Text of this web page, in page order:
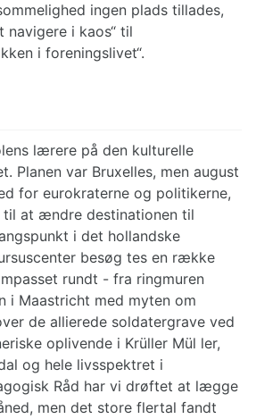
ingen plads tillades,
navigere i kaos“ til
i foreningslivet“.
lærere på den kulturelle
Planen var Bruxelles, men august
for eurokraterne og politikerne,
at ændre destinationen til
i det hollandske
besøg tes en række
rundt - fra ringmuren
i Maastricht med myten om
de allierede soldatergrave ved
oplivende i Krüller Mül ler,
og hele livsspektret i
Råd har vi drøftet at lægge
men det store flertal fandt